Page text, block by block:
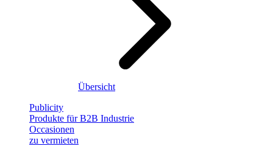
Übersicht
Publicity
Produkte für B2B Industrie
Occasionen
zu vermieten